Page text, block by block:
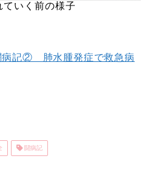
ていく前の様子
病記② 肺水腫発症で救急病
闘病記